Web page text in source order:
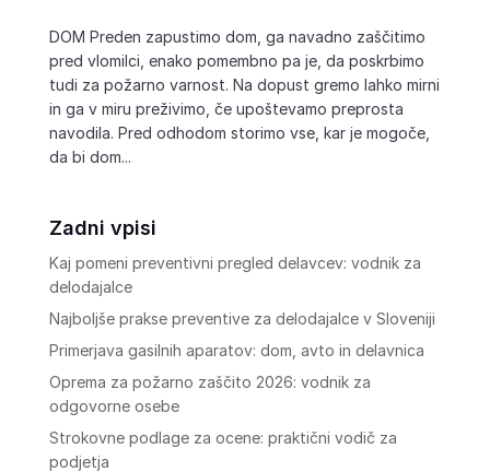
DOM Preden zapustimo dom, ga navadno zaščitimo
pred vlomilci, enako pomembno pa je, da poskrbimo
tudi za požarno varnost. Na dopust gremo lahko mirni
in ga v miru preživimo, če upoštevamo preprosta
navodila. Pred odhodom storimo vse, kar je mogoče,
da bi dom...
Zadni vpisi
Kaj pomeni preventivni pregled delavcev: vodnik za
delodajalce
Najboljše prakse preventive za delodajalce v Sloveniji
Primerjava gasilnih aparatov: dom, avto in delavnica
Oprema za požarno zaščito 2026: vodnik za
odgovorne osebe
Strokovne podlage za ocene: praktični vodič za
podjetja